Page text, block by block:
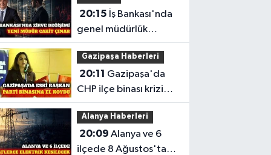
20:15
genel müdürlük
koltuğuna Cahit Çınar
geçiyor
Gazipaşa Haberleri
20:11
CHP ilçe binası krizi
mahkemelik oldu
Alanya Haberleri
20:09 Alanya ve 6
ilçede 8 Ağustos'ta